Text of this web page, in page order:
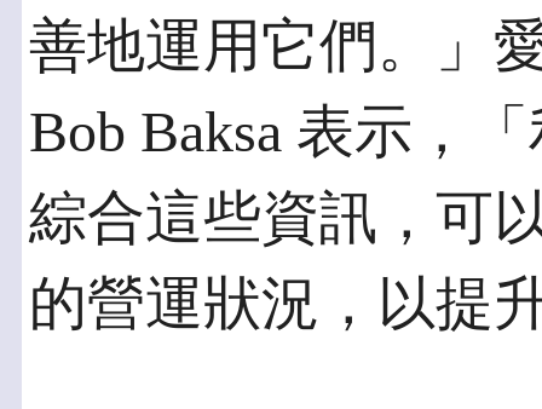
善地運用它們。」
Bob Baksa 表示，
綜合這些資訊，可
的營運狀況，以提